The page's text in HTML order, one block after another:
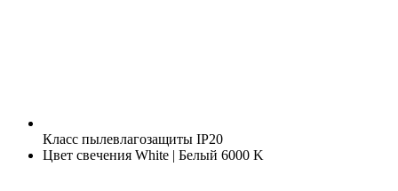
Класс пылевлагозащиты IP20
Цвет свечения White | Белый 6000 K